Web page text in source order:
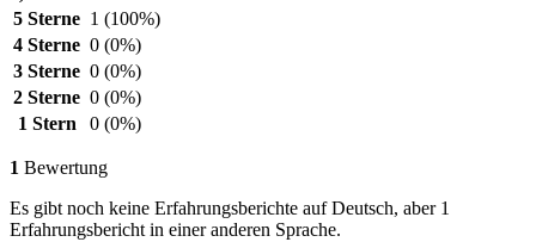
5 Sterne 1 (100%)
4 Sterne 0 (0%)
3 Sterne 0 (0%)
2 Sterne 0 (0%)
1 Stern
0 (0%)
1 Bewertung
Es gibt noch keine Erfahrungsberichte auf Deutsch, aber 1
Erfahrungsbericht in einer anderen Sprache.